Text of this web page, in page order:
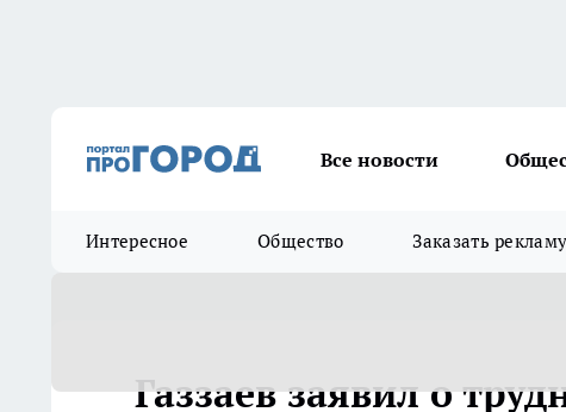
Все новости
Интересное Общество Заказать рекламу
Газзаев заявил о